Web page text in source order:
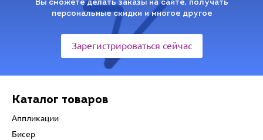
Вы сможете делать заказы на сайте, получать
персональные скидки и многое другое
Зарегистрироваться сейчас
Каталог товаров
Аппликации
Бисер